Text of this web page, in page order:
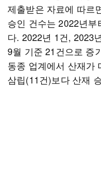
제출받은 자료에 따르
승인 건수는 2022년
다. 2022년 1건, 2023
9월 기준 21건으로 증
동종 업계에서 산재가
삼립(11건)보다 산재